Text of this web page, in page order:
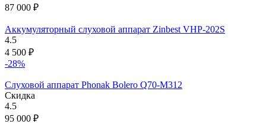
87 000 ₽
Аккумуляторный слуховой аппарат Zinbest VHP-202S
4.5
4 500 ₽
-28%
Слуховой аппарат Phonak Bolero Q70-M312
Скидка
4.5
95 000 ₽